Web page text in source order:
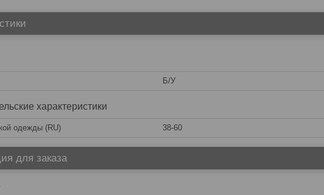
Б/У
характеристики
одежды (RU) 38-60
для заказа